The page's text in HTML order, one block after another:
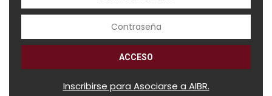
Inscribirse para Asociarse a AIBR.